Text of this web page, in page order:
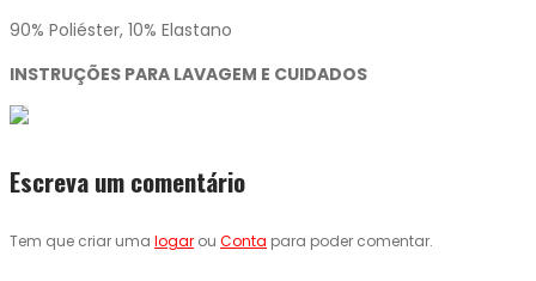
90% Poliéster, 10% Elastano
INSTRUÇÕES PARA LAVAGEM E CUIDADOS
Escreva um comentário
Tem que criar uma logar ou Conta para poder comentar.